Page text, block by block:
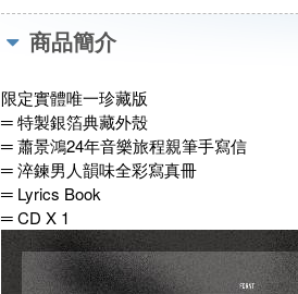
商品簡介
限定實體唯一珍藏版
═ 特製銀箔典藏外殼
═ 蕭景鴻24年音樂旅程親筆手寫信
═ 淬鍊男人韻味全彩寫真冊
═ Lyrics Book
═ CD X 1